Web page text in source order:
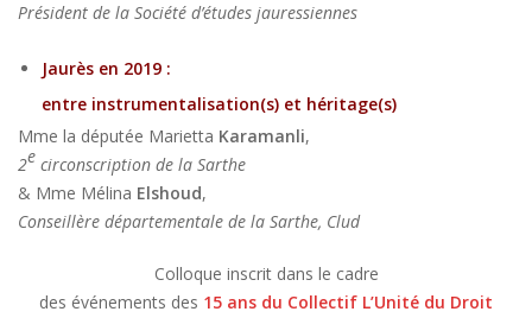
Président de la Société d’études jauressiennes
Jaurès en 2019 :
entre instrumentalisation(s) et héritage(s)
Mme la députée Marietta Karamanli,
2e circonscription de la Sarthe
& Mme Mélina Elshoud,
Conseillère départementale de la Sarthe, Clud
Colloque inscrit dans le cadre
des événements des 15 ans du Collectif L’Unité du Droit